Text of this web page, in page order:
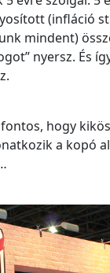
(infláció
mindent)
nyersz. És
hogy
a kopó